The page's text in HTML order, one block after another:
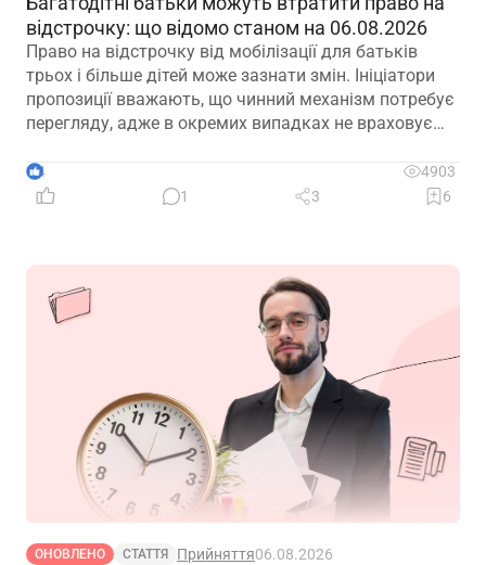
відстрочку: що відомо станом на 06.08.2026
Право на відстрочку від мобілізації для батьків
трьох і більше дітей може зазнати змін. Ініціатори
пропозиції вважають, що чинний механізм потребує
перегляду, адже в окремих випадках не враховує
дітей. Водночас вже з’явилися перші офіційні
коментарі
4
4903
1
3 6
ОНОВЛЕНО СТАТТЯ Прийняття06.08.2026